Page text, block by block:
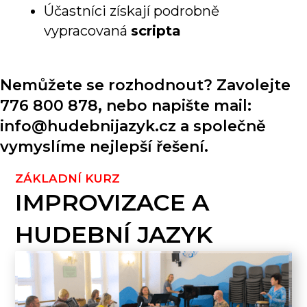
Účastníci získají podrobně
vypracovaná scripta
Nemůžete se rozhodnout? Zavolejte
776 800 878, nebo napište mail:
info@hudebnijazyk.cz a společně
vymyslíme nejlepší řešení.
ZÁKLADNÍ KURZ
IMPROVIZACE A
HUDEBNÍ JAZYK